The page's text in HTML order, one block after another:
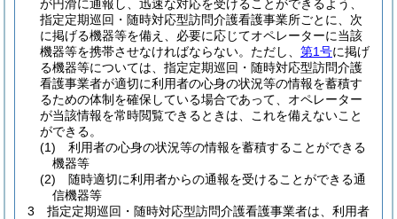
が円滑に通報し、迅速な対応を受けることができるよう、
指定定期巡回・随時対応型訪問介護看護事業所ごとに、次
に掲げる機器等を備え、必要に応じてオペレーターに当該
機器等を携帯させなければならない。 ただし、 第1号に掲げ
る機器等については、指定定期巡回・随時対応型訪問介護
看護事業者が適切に利用者の心身の状況等の情報を蓄積す
るための体制を確保している場合であって、オペレーター
が当該情報を常時閲覧できるときは、これを備えないこと
ができる。
(1)
利用者の心身の状況等の情報を蓄積することができる
機器等
(2)
随時適切に利用者からの通報を受けることができる通
信機器等
3
指定定期巡回・随時対応型訪問介護看護事業者は、利用者